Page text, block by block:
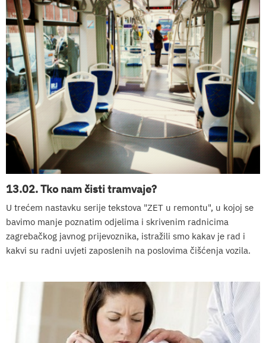
13.02. Tko nam čisti tramvaje?
U trećem nastavku serije tekstova "ZET u remontu", u kojoj se
bavimo manje poznatim odjelima i skrivenim radnicima
zagrebačkog javnog prijevoznika, istražili smo kakav je rad i
kakvi su radni uvjeti zaposlenih na poslovima čišćenja vozila.